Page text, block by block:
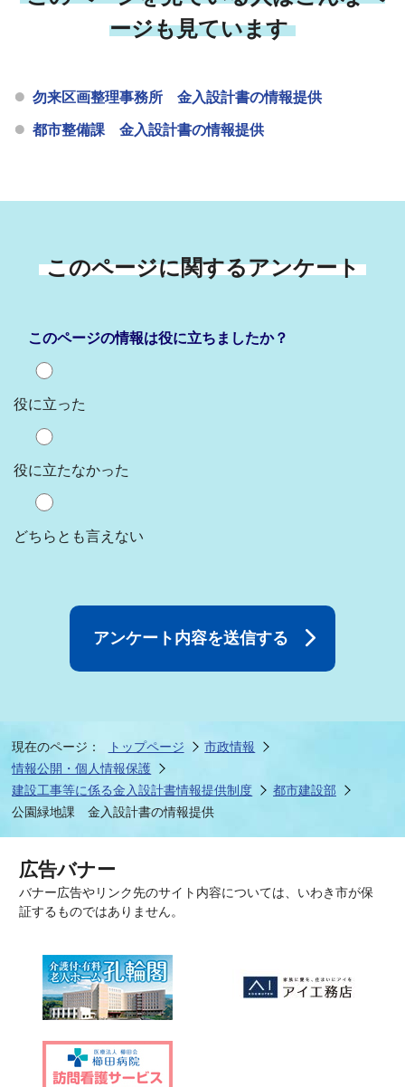
ージも見ています
勿来区画整理事務所 金入設計書の情報提供
都市整備課 金入設計書の情報提供
このページに関するアンケート
このページの情報は役に立ちましたか？
役に立った
役に立たなかった
どちらとも言えない
現在のページ： トップページ
市政情報
情報公開・個人情報保護
建設工事等に係る金入設計書情報提供制度
都市建設部
公園緑地課 金入設計書の情報提供
広告バナー
バナー広告やリンク先のサイト内容については、いわき市が保
証するものではありません。